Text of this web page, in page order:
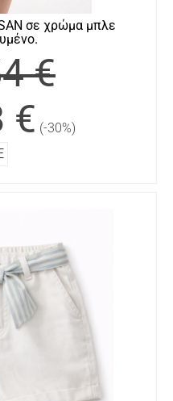
σε χρώμα μπλε
€
€ (-30%)